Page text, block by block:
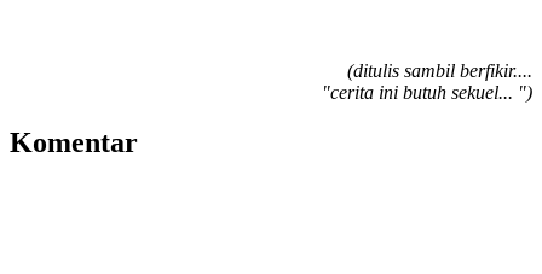
(ditulis sambil berfikir....
"cerita ini butuh sekuel... ")
Komentar